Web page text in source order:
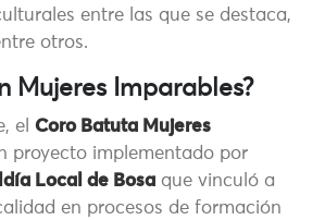
entre las que se destaca,
otros.
Mujeres Imparables?
el Coro Batuta Mujeres
proyecto implementado por
Local de Bosa que vinculó a
en procesos de formación